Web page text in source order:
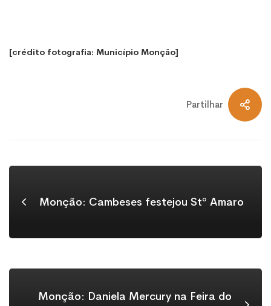
[crédito fotografia: Município Monção]
Partilhar
Monção: Cambeses festejou Stº Amaro
Monção: Daniela Mercury na Feira do